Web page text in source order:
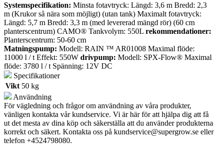
Systemspecifikation: Minsta fotavtryck: Längd: 3,6 m Bredd: 2,3
m (Krukor så nära som möjligt) (utan tank) Maximalt fotavtryck:
Längd: 5,7 m Bredd: 3,3 m (med levererad mängd rör) (60 cm
planterscentrum) CAMO® Tankvolym: 550L rekommendationer:
Planterscentrum: 50-60 cm
Matningspump: Modell: RAIN ™ AR01008 Maximal flöde:
11000 l / t Effekt: 550W drivpump: Modell: SPX-Flow® Maximal
flöde: 3780 l / t Spänning: 12V DC
Specifikationer
Vikt 50 kg
Användning
För vägledning och frågor om användning av våra produkter,
vänligen kontakta vår kundservice. Vi är här för att hjälpa dig att få
ut det mesta av dina köp och säkerställa att du använder produkterna
korrekt och säkert. Kontakta oss på kundservice@supergrow.se eller
telefon +4524798080.